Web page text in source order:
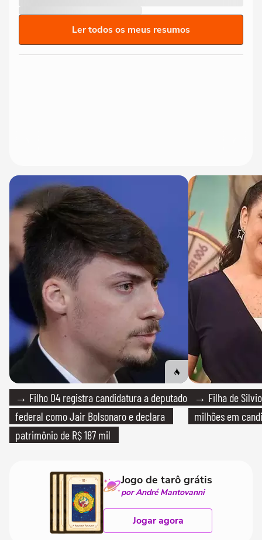
Ler todos os meus resumos
→ Filho 04 registra candidatura a deputado
federal como Jair Bolsonaro e declara
patrimônio de R$ 187 mil
→ Filha de Silvio
milhões em
Jogo de tarô grátis
por André Mantovanni
Jogar agora